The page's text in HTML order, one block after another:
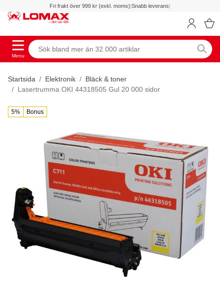
Fri frakt över 999 kr (exkl. moms)|Snabb leverans|
Menu
Startsida Elektronik
Bläck & toner
Lasertrumma OKI 44318505 Gul 20 000 sidor
5% Bonus